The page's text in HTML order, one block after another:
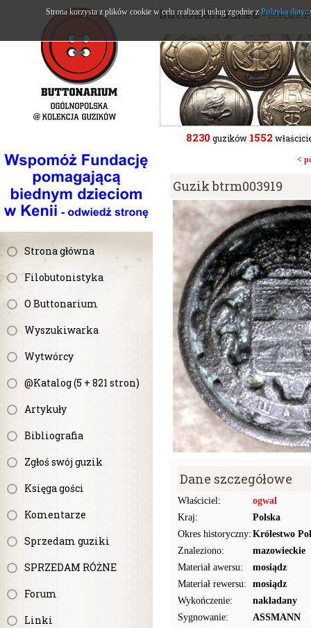
Strona główna
Filobutonistyka
O Buttonarium
Wyszukiwarka
Wytwórcy
@Katalog (5 + 821 stron)
Artykuły
Bibliografia
Zgłoś swój guzik
Księga gości
Komentarze
Sprzedam guziki
SPRZEDAM RÓŻNE
Forum
Linki
buttonarium.eu- Strona
8230 guzików 1552
<
Guzik btrm003919
Dane szczegółowe
Właściciel:
ogwal
Kraj:
Polska
Okres historyczny: Królestwo
Znaleziono:
mazowieckie
Materiał awersu:
mosiądz
Materiał rewersu:
mosiądz
Wykończenie:
nakładany
Sygnowanie:
ASSMANN
Strona korzysta z plików cookie w celu realizacji usług zgodnie z Polityką